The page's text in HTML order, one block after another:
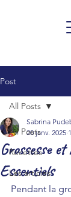
Post
All Posts
Recettes
Les articles
All Posts
Grossesse
Essentiels
Sabrina
20 janv. 2025
Pendant la